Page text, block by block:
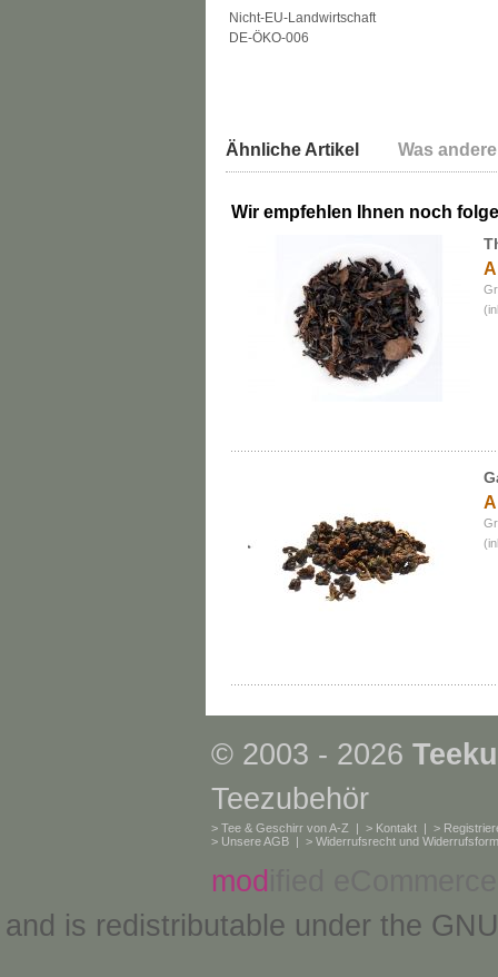
Nicht-EU-Landwirtschaft
DE-ÖKO-006
Ähnliche Artikel Was
Wir empfehlen Ihnen noch
© 2003 - 2026
Teezubehör
> Tee & Geschirr von A-Z | > Kontakt | >
> Unsere AGB | > Widerrufsrecht und
mod
and is redistributable under the